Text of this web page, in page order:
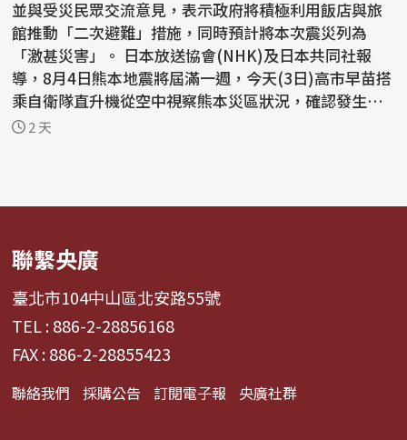
並與受災民眾交流意見，表示政府將積極利用飯店與旅
館推動「二次避難」措施，同時預計將本次震災列為
「激甚災害」。 日本放送協會(NHK)及日本共同社報
導，8月4日熊本地震將屆滿一週，今天(3日)高市早苗搭
乘自衛隊直升機從空中視察熊本災區狀況，確認發生大
規模爆...
2 天
聯繫央廣
臺北市104中山區北安路55號
TEL : 886-2-28856168
FAX : 886-2-28855423
聯絡我們 採購公告 訂閱電子報 央廣社群